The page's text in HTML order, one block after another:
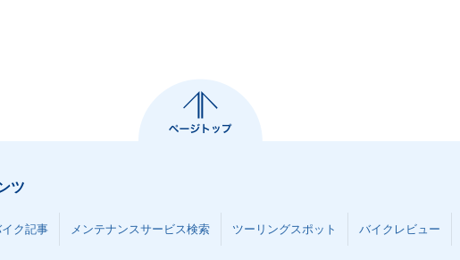
ツ
ク記事 メンテナンスサービス検索 ツーリングスポット バイクレビュー